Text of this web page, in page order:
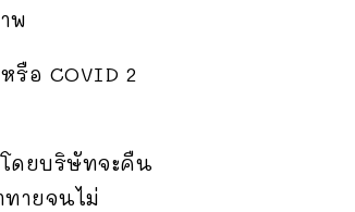
พ
รือ COVID 2
ดยบริษัทจะคืน
ายจนไม่